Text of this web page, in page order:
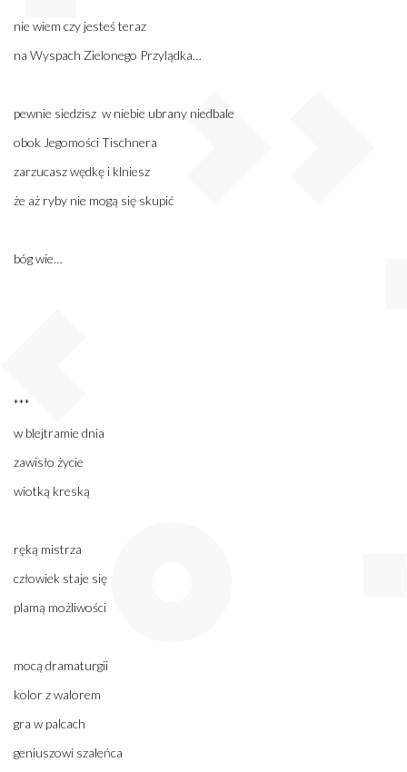
nie wiem czy jesteś teraz
na Wyspach Zielonego Przylądka…
pewnie siedzisz w niebie ubrany niedbale
obok Jegomości Tischnera
zarzucasz wędkę i klniesz
że aż ryby nie mogą się skupić
bóg wie…
***
w blejtramie dnia
zawisło życie
wiotką kreską
ręką mistrza
człowiek staje się
plamą możliwości
mocą dramaturgii
kolor z walorem
gra w palcach
geniuszowi szaleńca